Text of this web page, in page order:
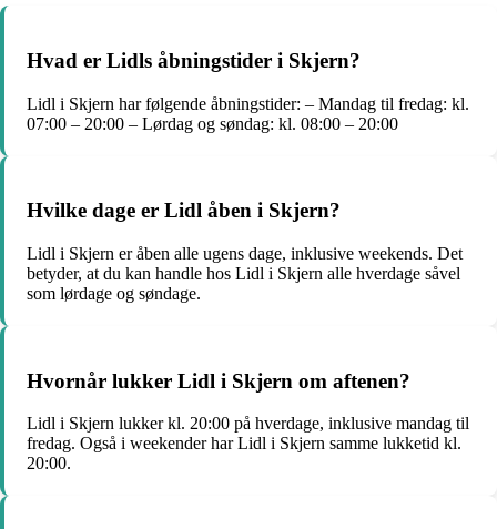
Hvad er Lidls åbningstider i Skjern?
Lidl i Skjern har følgende åbningstider: – Mandag til fredag: kl.
07:00 – 20:00 – Lørdag og søndag: kl. 08:00 – 20:00
Hvilke dage er Lidl åben i Skjern?
Lidl i Skjern er åben alle ugens dage, inklusive weekends. Det
betyder, at du kan handle hos Lidl i Skjern alle hverdage såvel
som lørdage og søndage.
Hvornår lukker Lidl i Skjern om aftenen?
Lidl i Skjern lukker kl. 20:00 på hverdage, inklusive mandag til
fredag. Også i weekender har Lidl i Skjern samme lukketid kl.
20:00.